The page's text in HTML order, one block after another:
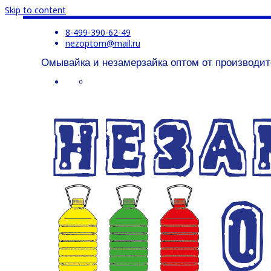
Skip to content
8-499-390-62-49
nezoptom@mail.ru
Омывайка и незамерзайка оптом от